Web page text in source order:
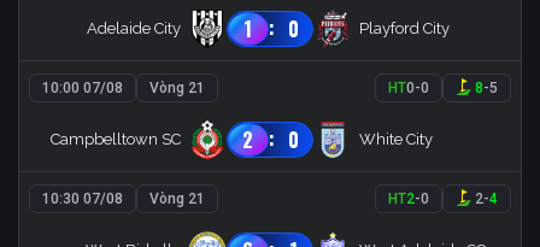
Adelaide City 1 : 0 Playford City
10:00 07/08 Vòng 21 HT0-0 8-5
Campbelltown SC 2 : 0 White City
10:30 07/08 Vòng 21 HT2-0 2-4